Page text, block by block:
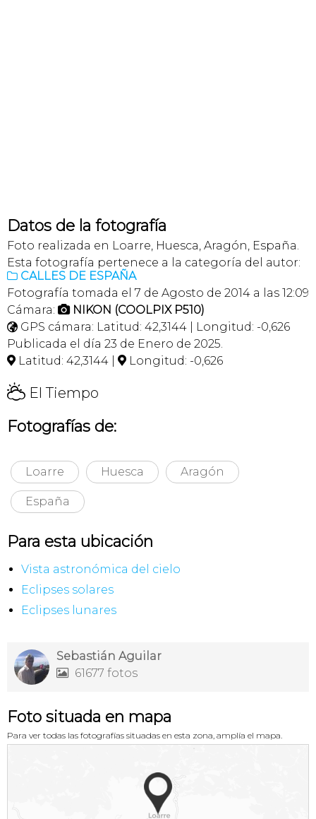
Datos de la fotografía
Foto realizada en Loarre, Huesca, Aragón, España.
Esta fotografía pertenece a la categoría del autor:
 CALLES DE ESPAÑA
Fotografía tomada el 7 de Agosto de 2014 a las 12:09
Cámara:  NIKON (COOLPIX P510)
 GPS cámara: Latitud: 42,3144 | Longitud: -0,626
Publicada el día 23 de Enero de 2025.
 Latitud: 42,3144 |  Longitud: -0,626
H El Tiempo
Fotografías de:
Loarre Huesca Aragón
España
Para esta ubicación
Vista astronómica del cielo
Eclipses solares
Eclipses lunares
Sebastián Aguilar
 61677 fotos
Foto situada en mapa
Para ver todas las fotografías situadas en esta zona, amplía el mapa.